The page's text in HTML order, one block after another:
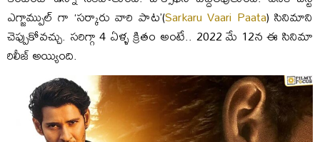
ఎగ్జామ్పుల్ గా ‘సర్కారు వారి పాట’(Sarkaru Vaari Paata) సినిమాని
చెప్పుకోవచ్చు. సరిగ్గా 4 ఏళ్ళ క్రితం అంటే.. 2022 మే 12న ఈ సినిమా
రిలీజ్ అయ్యింది.